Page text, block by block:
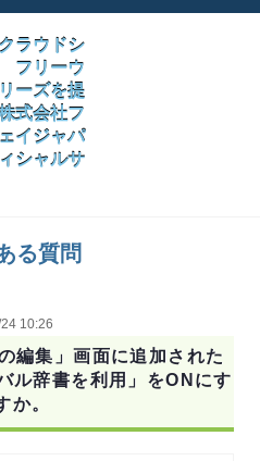
る質問
10:26
編集」画面に追加された
ル辞書を利用」をONにす
か。